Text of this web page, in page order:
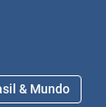
& Mundo